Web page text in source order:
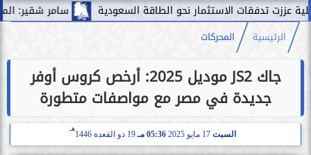
سامر شقير: الممرات الاستثمار نحو الطاقة السعودية
الرئيسية المحركات
جاك JS2 موديل 2025: أرخص كروس أوفر
جديدة في مصر مع مواصفات متطورة
السبت 05:36 مـ 19 ذو القعدة 1446
هـ